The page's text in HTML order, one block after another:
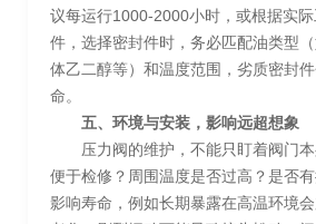
议每运行1000-2000小时，或根据实
件，选择密封件时，务必匹配油类型
体乙二醇等）和温度范围，劣质密封
命。
五、环境与安装，影响远超想象
压力阀的维护，不能只盯着阀门
便于检修？周围温度是否过高？是否
影响寿命，例如长期暴露在高温环境